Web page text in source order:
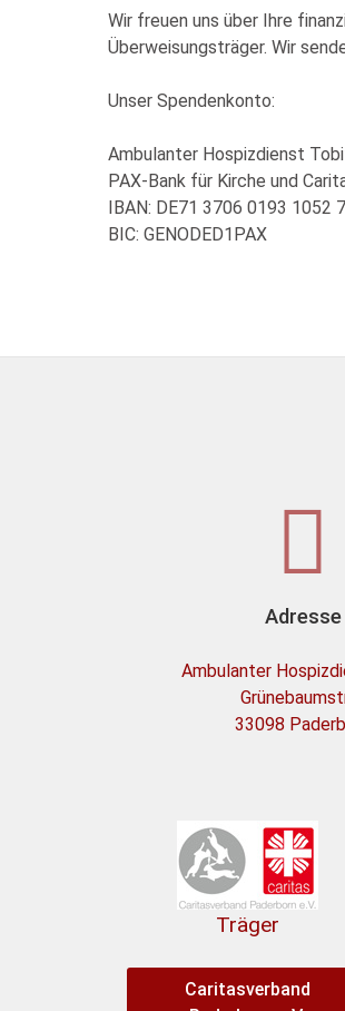
Wir freuen uns über Ihre
Überweisungsträger. Wir
Unser Spendenkonto:
Ambulanter Hospizdienst
PAX-Bank für Kirche und
IBAN: DE71 3706 0193 1052
BIC: GENODED1PAX
Adresse
Ambulanter
33098
Träger
Caritasverband